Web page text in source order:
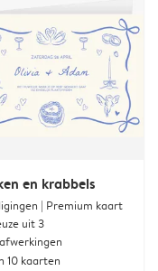
en krabbels
| Premium kaart
uit 3
10 kaarten